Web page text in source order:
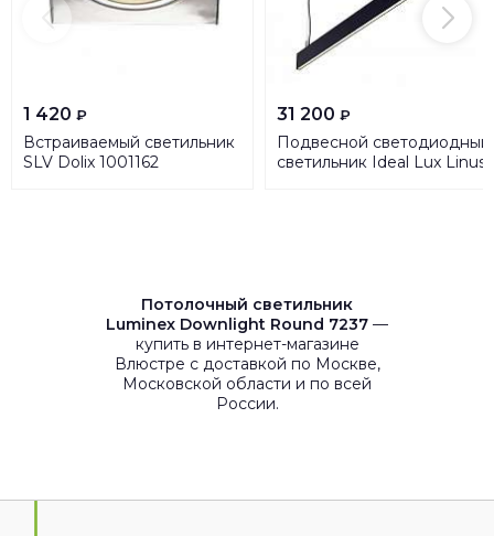
1 420 ₽
Встраиваемый светильник
SLV Dolix 1001162
31 200 ₽
Подвесной светодиодный
светильник Ideal Lux Linus
Потолочный светильник
Luminex Downlight Round 7237 —
купить в интернет-магазине
Влюстре с доставкой по Москве,
Московской области и по всей
России.